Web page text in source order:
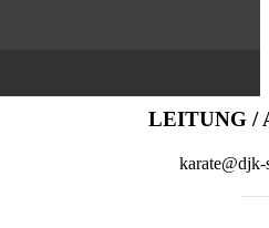
LEITUNG /
karate@djk-